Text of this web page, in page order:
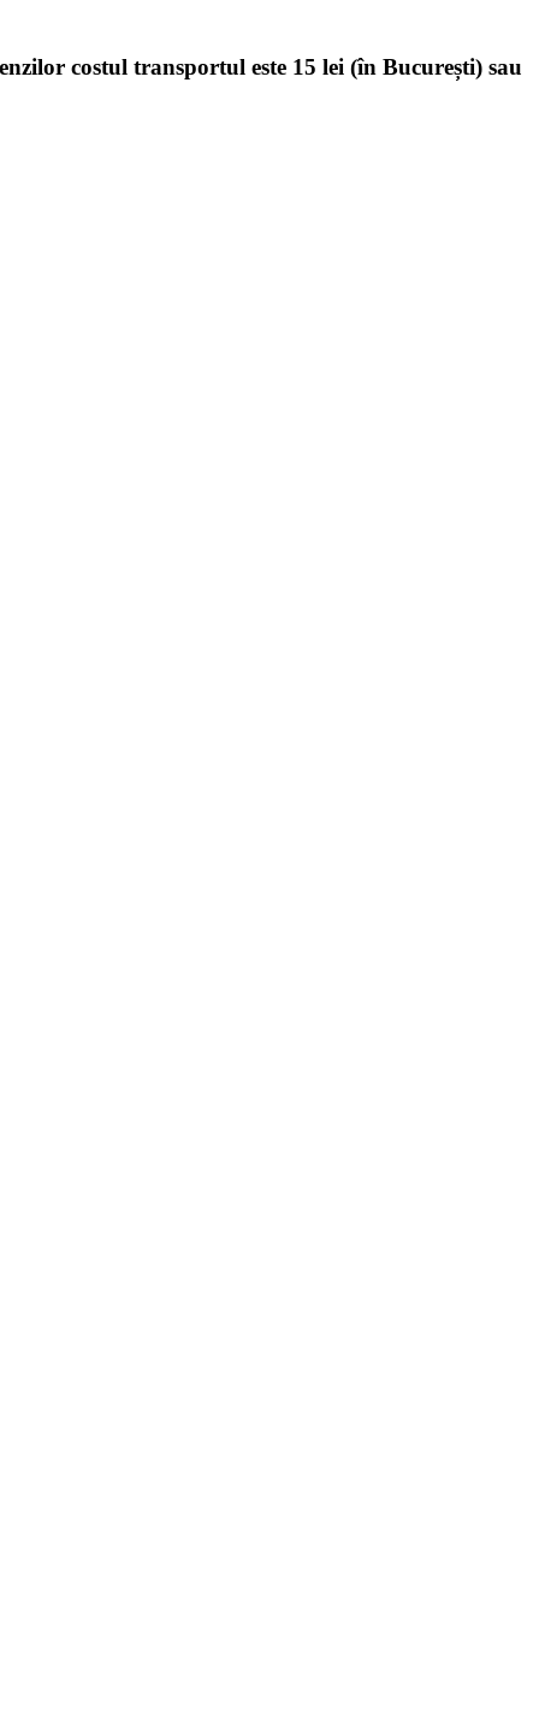
costul transportul este 15 lei (în București) sau